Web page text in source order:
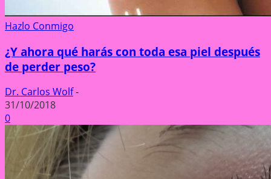
Hazlo Conmigo
¿Y ahora qué harás con toda esa piel después
de perder peso?
Dr. Carlos Wolf-
31/10/2018
0